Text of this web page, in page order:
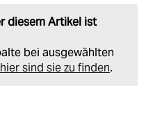
diesem Artikel ist
bei ausgewählten
hier sind sie zu finden.